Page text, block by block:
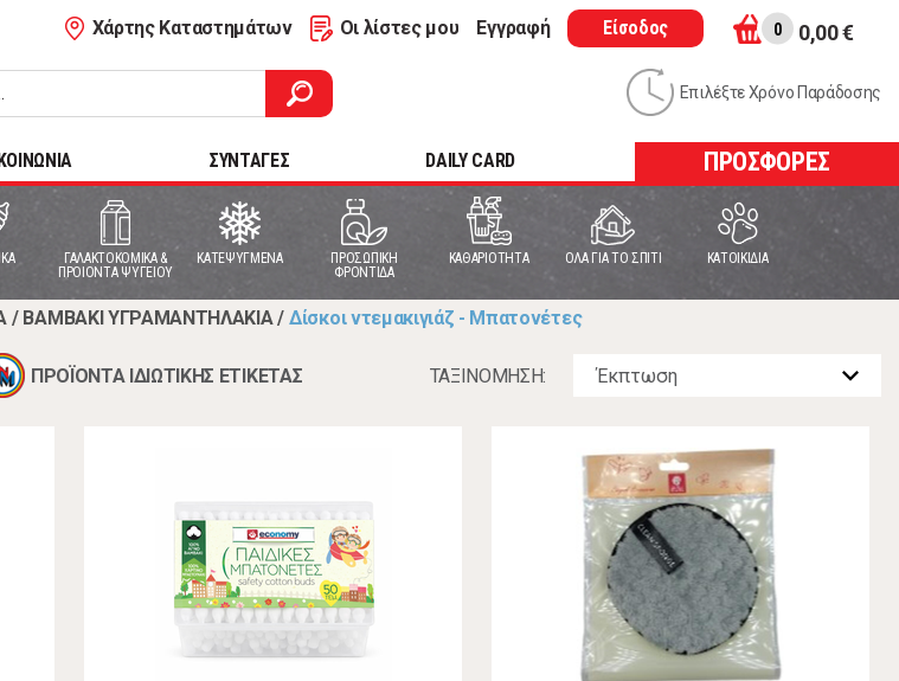
Χάρτης Καταστημάτων Οι λίστες μου Εγγραφή Είσοδος 0 0,00 €
Επιλέξτε Χρόνο Παράδοσης
ΣΥΝΤΑΓΕΣ DAILY CARD ΠΡΟΣΦΟΡΕΣ
ΓΑΛΑΚΤΟΚΟΜΙΚΑ &
ΠΡΟΙΟΝΤΑ ΨΥΓΕΙΟΥ
ΚΑΤΕΨΥΓΜΕΝΑ
ΠΡΟΣΩΠΙΚΗ
ΦΡΟΝΤΙΔΑ
ΚΑΘΑΡΙΟΤΗΤΑ ΟΛΑ ΓΙΑ ΤΟ ΣΠΙΤΙ ΚΑΤΟΙΚΙΔΙΑ
/ ΒΑΜΒΑΚΙ ΥΓΡΑΜΑΝΤΗΛΑΚΙΑ / Δίσκοι ντεμακιγιάζ - Μπατονέτες
ΠΡΟΪΟΝΤΑ ΙΔΙΩΤΙΚΗΣ ΕΤΙΚΕΤΑΣ ΤΑΞΙΝOΜΗΣΗ: